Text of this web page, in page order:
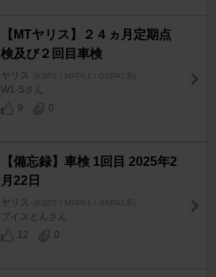
【MTヤリス】２４ヵ月定期点
検及び２回目車検
ヤリス [KSP2 / MXPA1 / GXPA1系]
W1-Sさん
9
0
【備忘録】車検 1回目 2025年2
月22日
ヤリス [KSP2 / MXPA1 / GXPA1系]
ブイスとんさん
12
0